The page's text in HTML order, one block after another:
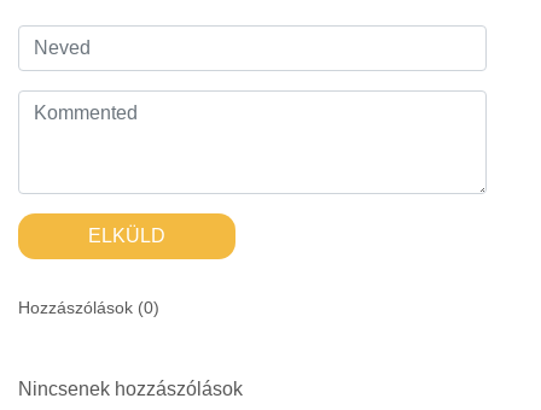
ELKÜLD
Hozzászólások (0)
Nincsenek hozzászólások